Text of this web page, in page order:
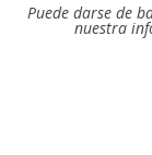
Puede darse de
nuestra